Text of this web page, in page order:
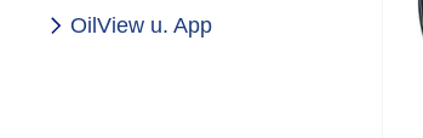
OilView u. App